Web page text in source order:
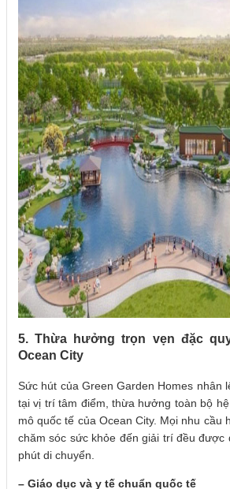
5. Thừa hưởng trọn vẹn đặc
Ocean City
Sức hút của Green Garden Homes nhân
tại vị trí tâm điểm, thừa hưởng toàn bộ
mô quốc tế của Ocean City. Mọi nhu cầu
chăm sóc sức khỏe đến giải trí đều được
phút di chuyển.
– Giáo dục và y tế chuẩn quốc tế